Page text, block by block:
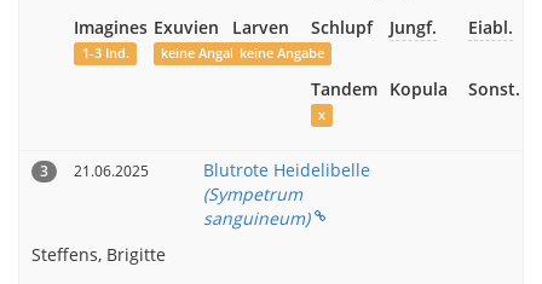
Imagines
1-3 Ind.
Exuvien
keine Angabe
Larven
keine Angabe
Schlupf
Jungf. Eiabl.
Tandem
x
Kopula Sonst.
3 21.06.2025
Blutrote Heidelibelle
(Sympetrum
sanguineum)
Steffens, Brigitte